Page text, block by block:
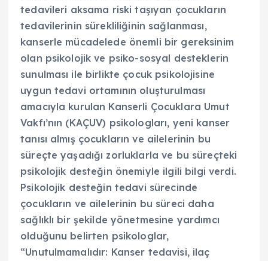
tedavileri aksama riski taşıyan çocukların
tedavilerinin sürekliliğinin sağlanması,
kanserle mücadelede önemli bir gereksinim
olan psikolojik ve psiko-sosyal desteklerin
sunulması ile birlikte çocuk psikolojisine
uygun tedavi ortamının oluşturulması
amacıyla kurulan Kanserli Çocuklara Umut
Vakfı’nın (KAÇUV) psikologları, yeni kanser
tanısı almış çocukların ve ailelerinin bu
süreçte yaşadığı zorluklarla ve bu süreçteki
psikolojik desteğin önemiyle ilgili bilgi verdi.
Psikolojik desteğin tedavi sürecinde
çocukların ve ailelerinin bu süreci daha
sağlıklı bir şekilde yönetmesine yardımcı
olduğunu belirten psikologlar,
“Unutulmamalıdır: Kanser tedavisi, ilaç